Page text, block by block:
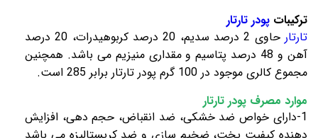
ترکیبات پودر تارتار
تارتار
حاوی 2 درصد سدیم، 20 درصد کربوهیدرات، 20 درصد
آهن و 48 درصد پتاسیم و مقداری منیزیم می باشد. همچنین
مجموع کالری موجود در 100 گرم پودر تارتار برابر 285 است.
موارد مصرف پودر تارتار
1-دارای خواص ضد خشکی، ضد انقباض، حجم دهی، افزایش